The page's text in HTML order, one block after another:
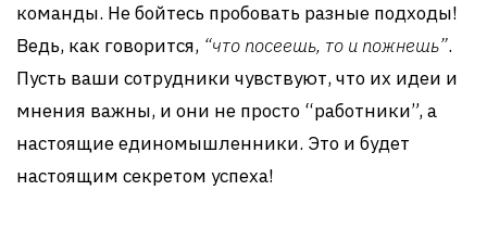
команды. Не бойтесь пробовать разные подходы!
Ведь, как говорится, “что посеешь, то и пожнешь”.
Пусть ваши сотрудники чувствуют, что их идеи и
мнения важны, и они не просто “работники”, а
настоящие единомышленники. Это и будет
настоящим секретом успеха!